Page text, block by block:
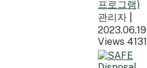
프로그램)
관리자
2023.06.19
Views 4131